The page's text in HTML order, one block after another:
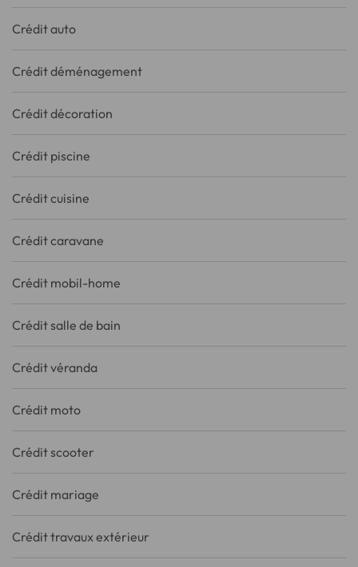
Crédit auto
Crédit déménagement
Crédit décoration
Crédit piscine
Crédit cuisine
Crédit caravane
Crédit mobil-home
Crédit salle de bain
Crédit véranda
Crédit moto
Crédit scooter
Crédit mariage
Crédit travaux extérieur